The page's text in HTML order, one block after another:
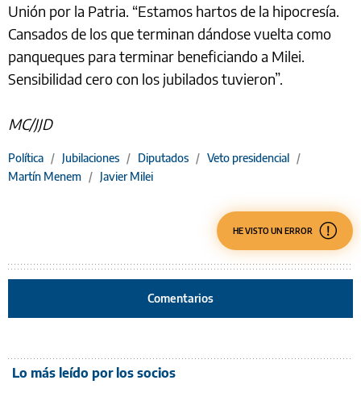
Unión por la Patria. “Estamos hartos de la hipocresía.
Cansados de los que terminan dándose vuelta como
panqueques para terminar beneficiando a Milei.
Sensibilidad cero con los jubilados tuvieron”.
MC/JJD
Política / Jubilaciones / Diputados / Veto presidencial /
Martín Menem / Javier Milei
HE VISTO UN ERROR
Comentarios
Lo más leído por los socios